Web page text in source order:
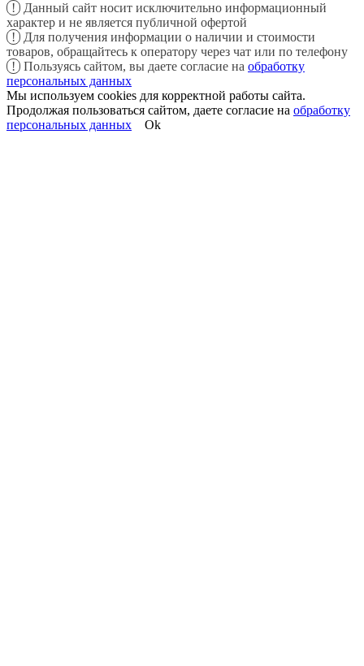
!
Данный сайт носит исключительно информационный
характер и не является публичной офертой
!
Для получения информации о наличии и стоимости
товаров, обращайтесь к оператору через чат или по телефону
!
Пользуясь сайтом, вы даете согласие на обработку
персональных данных
Мы используем cookies для корректной работы сайта.
Продолжая пользоваться сайтом, даете согласие на обработку
персональных данных
Ok